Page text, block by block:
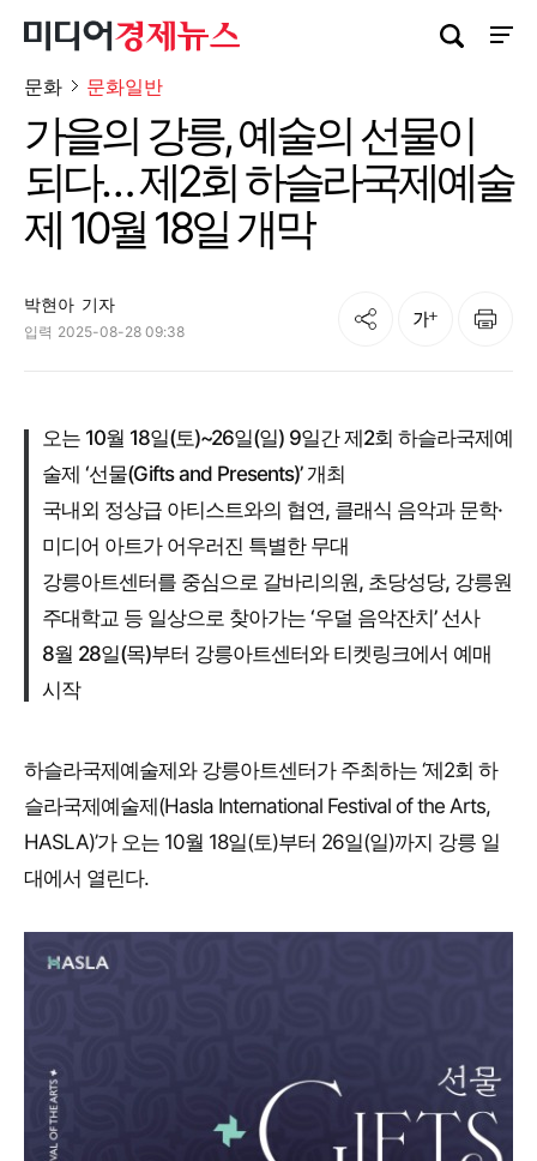
사이
검색창 열기
문화 문화일반
가을의 강릉, 예술의 선물이
되다… 제2회 하슬라국제예술
제 10월 18일 개막
박현아 기자
입력 2025-08-28 09:38
공유 글자크기 인쇄
오는 10월 18일(토)~26일(일) 9일간 제2회 하슬라국제예
술제 ‘선물(Gifts and Presents)’ 개최
국내외 정상급 아티스트와의 협연, 클래식 음악과 문학·
미디어 아트가 어우러진 특별한 무대
강릉아트센터를 중심으로 갈바리의원, 초당성당, 강릉원
주대학교 등 일상으로 찾아가는 ‘우덜 음악잔치’ 선사
8월 28일(목)부터 강릉아트센터와 티켓링크에서 예매
시작
하슬라국제예술제와 강릉아트센터가 주최하는 ‘제2회 하
슬라국제예술제(Hasla International Festival of the Arts,
HASLA)’가 오는 10월 18일(토)부터 26일(일)까지 강릉 일
대에서 열린다.